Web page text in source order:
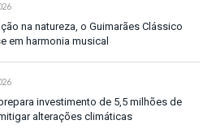
na natureza, o Guimarães Clássico
em harmonia musical
investimento de 5,5 milhões de
alterações climáticas